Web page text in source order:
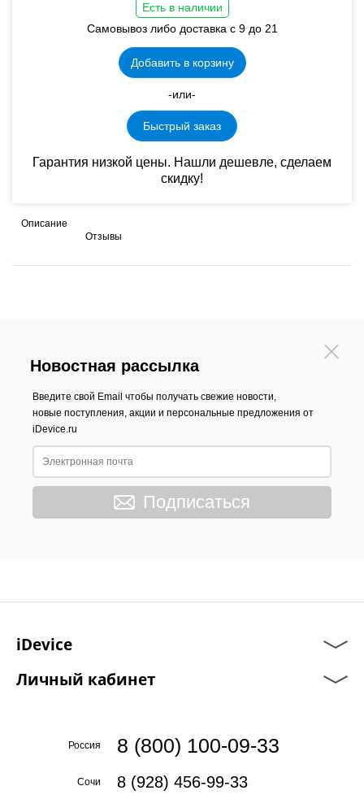
Есть в наличии
Самовывоз либо доставка с 9 до 21
Добавить в корзину
-или-
Быстрый заказ
Гарантия низкой цены. Нашли дешевле, сделаем
скидку!
Описание
Отзывы
Новостная рассылка
Введите свой Email чтобы получать свежие новости,
новые поступления, акции и персональные предложения от
iDevice.ru
Подписаться
iDevice
Личный кабинет
Россия 8 (800) 100-09-33
Сочи 8 (928) 456-99-33